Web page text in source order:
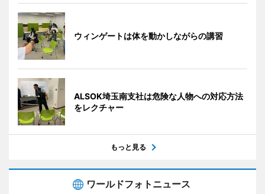
ウィンゲートは体を動かしながらの講習
ALSOK埼玉南支社は危険な人物への対応方法
をレクチャー
もっと見る
ワールドフォトニュース